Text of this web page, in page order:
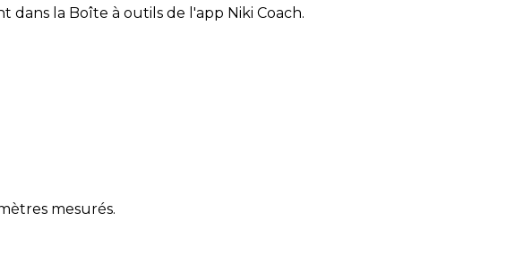
la Boîte à outils de l'app Niki Coach.
mesurés.